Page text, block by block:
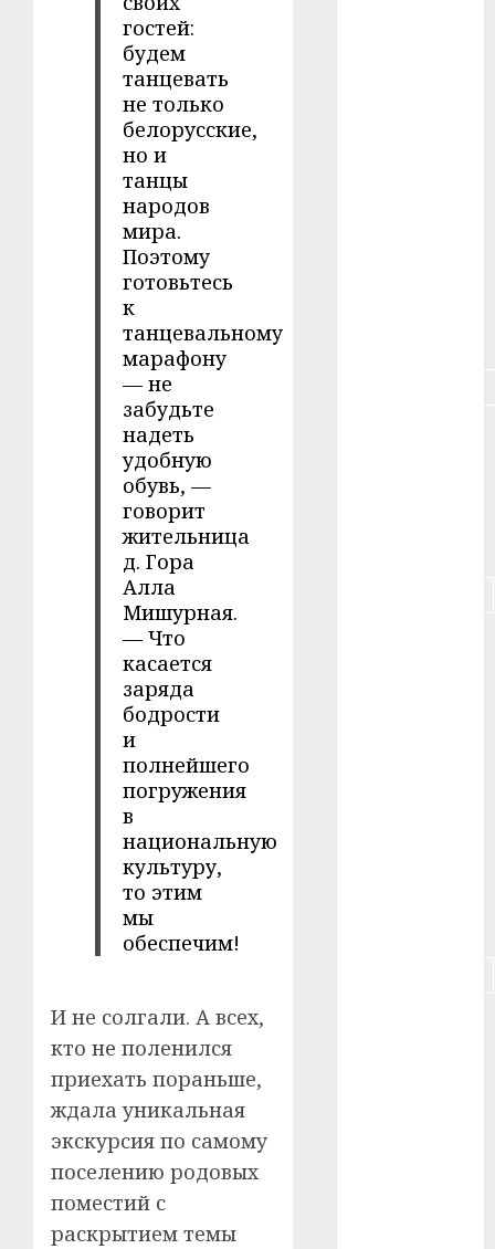
гостей:
будем
танцевать
не только
белорусские,
но и
танцы
народов
мира.
Поэтому
готовьтесь
к
танцевальному
марафону
— не
забудьте
надеть
удобную
обувь, —
говорит
жительница
д. Гора
Алла
Мишурная.
— Что
касается
заряда
бодрости
и
полнейшего
погружения
в
национальную
культуру,
то этим
мы
обеспечим!
И не солгали. А всех,
кто не поленился
приехать пораньше,
ждала уникальная
экскурсия по самому
поселению родовых
поместий с
раскрытием темы